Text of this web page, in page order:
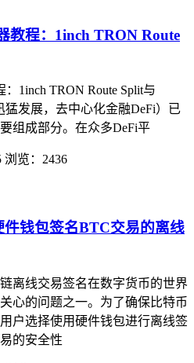
教程：1inch TRON Route
1inch TRON Route Split与
猛发展，去中心化金融DeFi）已
组成部分。在众多DeFi平
浏览：2436
钱包签名BTC交易的离线
离线交易签名在数字货币的世界
心的问题之一。为了确保比特币
户选择使用硬件钱包进行离线签
的安全性